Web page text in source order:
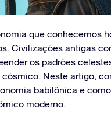
que conhecemos
Civilizações antigas
os padrões
cósmico. Neste artigo,
babilônica e
moderno.